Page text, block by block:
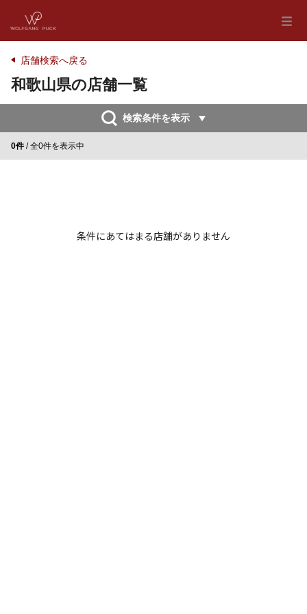
店舗検索へ戻る
和歌山県の店舗一覧
検索条件を表示
0件 / 全0件を表示中
条件にあてはまる店舗がありません